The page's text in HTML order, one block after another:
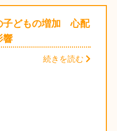
子どもの増加 心配
響
続きを読む